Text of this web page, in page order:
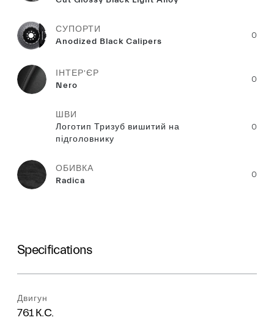
СУПОРТИ
Anodized Black Calipers
0
ІНТЕР'ЄР
Nero
0
ШВИ
Логотип Тризуб вишитий на
підголовнику
0
ОБИВКА
Radica
0
Specifications
Двигун
761 К.С.